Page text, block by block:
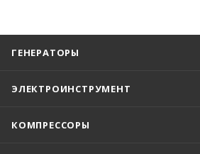
ГЕНЕРАТОРЫ
ЭЛЕКТРОИНСТРУМЕНТ
КОМПРЕССОРЫ